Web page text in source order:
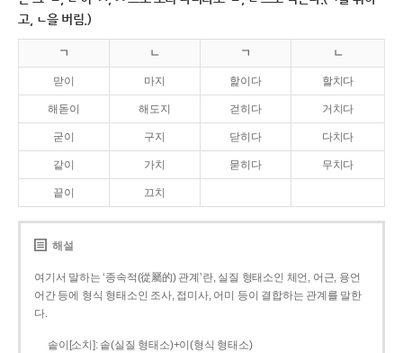
고, ㄴ을 버림.)
ㄱ ㄴ ㄱ ㄴ
맏이 마지 핥이다 할치다
해돋이 해도지 걷히다 거치다
굳이 구지 닫히다 다치다
같이 가치 묻히다 무치다
끝이 끄치
해설
여기서 말하는 ‘종속적(從屬的) 관계’란, 실질 형태소인 체언, 어근, 용언
어간 등에 형식 형태소인 조사, 접미사, 어미 등이 결합하는 관계를 말한
다.
솥이[소치]: 솥(실질 형태소)+이(형식 형태소)